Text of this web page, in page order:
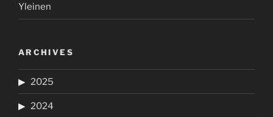
Yleinen
ARCHIVES
2025
2024